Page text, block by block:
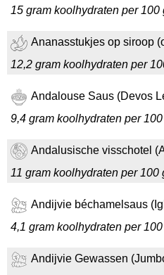
15 gram koolhydraten per 100
Ananasstukjes op siroop
12,2 gram koolhydraten per
Andalouse Saus (Devos
9,4 gram koolhydraten per 100
Andalusische visschotel
11 gram koolhydraten per 100
Andijvie béchamelsaus
4,1 gram koolhydraten per 100
Andijvie Gewassen